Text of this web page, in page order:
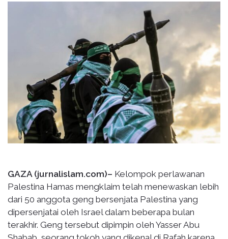
GAZA (jurnalislam.com)– Kelompok perlawanan
Palestina Hamas mengklaim telah menewaskan lebih
dari 50 anggota geng bersenjata Palestina yang
dipersenjatai oleh Israel dalam beberapa bulan
terakhir. Geng tersebut dipimpin oleh Yasser Abu